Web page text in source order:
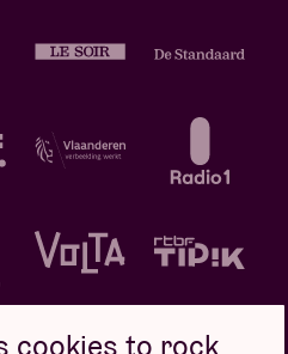
cookies to rock